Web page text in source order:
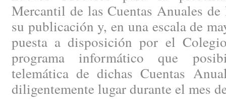
Mercantil de las Cuentas Anuales
su publicación y, en una escala de
puesta a disposición por el
programa informático que
telemática de dichas Cuentas
diligentemente lugar durante el mes